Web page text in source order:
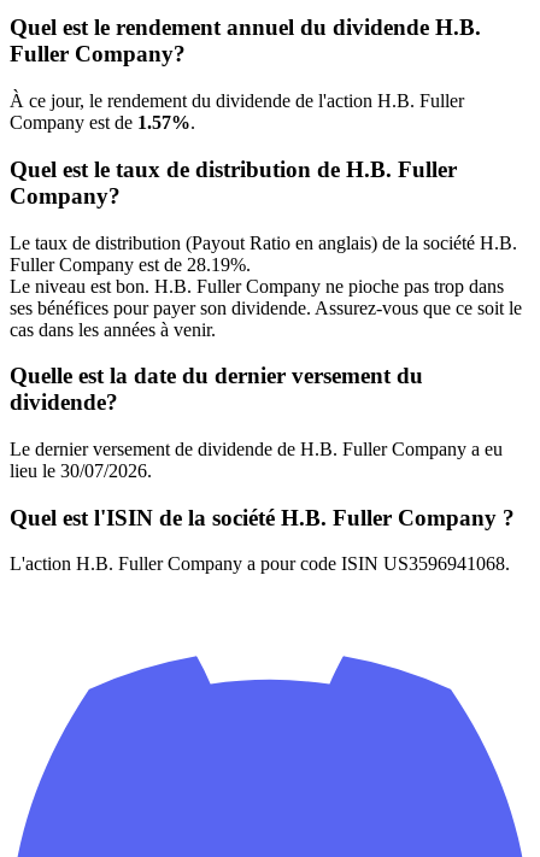
Quel est le rendement annuel du dividende H.B.
Fuller Company?
À ce jour, le rendement du dividende de l'action H.B. Fuller
Company est de 1.57%.
Quel est le taux de distribution de H.B. Fuller
Company?
Le taux de distribution (Payout Ratio en anglais) de la société H.B.
Fuller Company est de 28.19%.
Le niveau est bon. H.B. Fuller Company ne pioche pas trop dans
ses bénéfices pour payer son dividende. Assurez-vous que ce soit le
cas dans les années à venir.
Quelle est la date du dernier versement du
dividende?
Le dernier versement de dividende de H.B. Fuller Company a eu
lieu le 30/07/2026.
Quel est l'ISIN de la société H.B. Fuller Company ?
L'action H.B. Fuller Company a pour code ISIN US3596941068.